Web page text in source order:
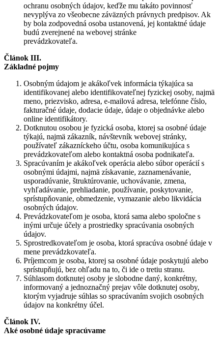
ochranu osobných údajov, keďže mu takáto povinnosť
nevyplýva zo všeobecne záväzných právnych predpisov. Ak
by bola zodpovedná osoba ustanovená, jej kontaktné údaje
budú zverejnené na webovej stránke
prevádzkovateľa.
Článok III.
Základné pojmy
Osobným údajom je akákoľvek informácia týkajúca sa
identifikovanej alebo identifikovateľnej fyzickej osoby, najmä
meno, priezvisko, adresa, e-mailová adresa, telefónne číslo,
fakturačné údaje, dodacie údaje, údaje o objednávke alebo
online identifikátory.
Dotknutou osobou je fyzická osoba, ktorej sa osobné údaje
týkajú, najmä zákazník, návštevník webovej stránky,
používateľ zákazníckeho účtu, osoba komunikujúca s
prevádzkovateľom alebo kontaktná osoba podnikateľa.
Spracúvaním je akákoľvek operácia alebo súbor operácií s
osobnými údajmi, najmä získavanie, zaznamenávanie,
usporadúvanie, štruktúrovanie, uchovávanie, zmena,
vyhľadávanie, prehliadanie, používanie, poskytovanie,
sprístupňovanie, obmedzenie, vymazanie alebo likvidácia
osobných údajov.
Prevádzkovateľom je osoba, ktorá sama alebo spoločne s
inými určuje účely a prostriedky spracúvania osobných
údajov.
Sprostredkovateľom je osoba, ktorá spracúva osobné údaje v
mene prevádzkovateľa.
Príjemcom je osoba, ktorej sa osobné údaje poskytujú alebo
sprístupňujú, bez ohľadu na to, či ide o tretiu stranu.
Súhlasom dotknutej osoby je slobodne daný, konkrétny,
informovaný a jednoznačný prejav vôle dotknutej osoby,
ktorým vyjadruje súhlas so spracúvaním svojich osobných
údajov na konkrétny účel.
Článok IV.
Aké osobné údaje spracúvame